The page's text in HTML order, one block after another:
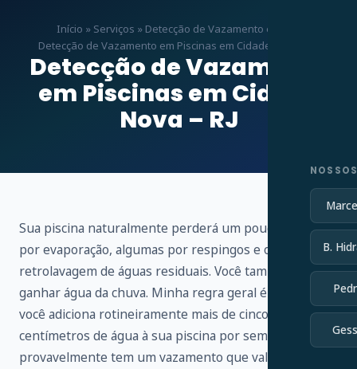
B.
Início » Serviços » Detecção de Vazamento em RJ
Detecção de Vazamento em Piscinas em Cidade Nova – RJ
Detecção de Vazamento
em Piscinas em Cidade
Nova – RJ
Sua piscina naturalmente perderá um pouco de água
por evaporação, algumas por respingos e outras por
retrolavagem de águas residuais. Você também vai
ganhar água da chuva. Minha regra geral é que, se
você adiciona rotineiramente mais de cinco
centímetros de água à sua piscina por semana,
provavelmente tem um vazamento que vale a pena